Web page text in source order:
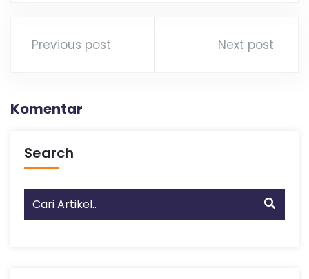
Previous post Next post
Komentar
Search